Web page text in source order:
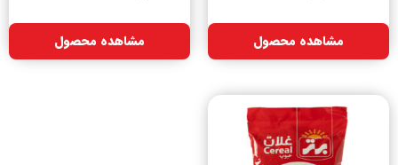
مشاهده محصول مشاهده محصول